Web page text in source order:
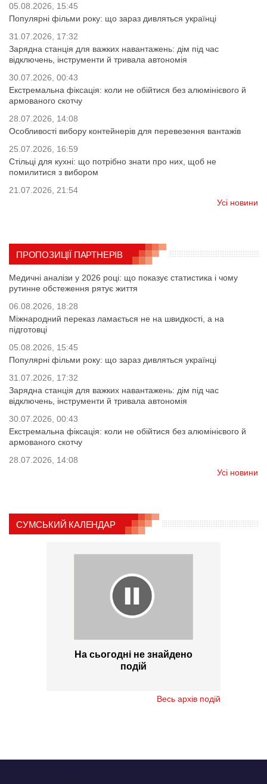
05.08.2026, 15:45
Популярні фільми року: що зараз дивляться українці
31.07.2026, 17:32
Зарядна станція для важких навантажень: дім під час
відключень, інструменти й тривала автономія
30.07.2026, 00:43
Екстремальна фіксація: коли не обійтися без алюмінієвого й
армованого скотчу
28.07.2026, 14:08
Особливості вибору контейнерів для перевезення вантажів
25.07.2026, 16:59
Стільці для кухні: що потрібно знати про них, щоб не
помилитися з вибором
21.07.2026, 21:54
Усі новини
ПРОПОЗИЦІЇ ПАРТНЕРІВ
Медичні аналізи у 2026 році: що показує статистика і чому
рутинне обстеження рятує життя
06.08.2026, 18:28
Міжнародний переказ ламається не на швидкості, а на
підготовці
05.08.2026, 15:45
Популярні фільми року: що зараз дивляться українці
31.07.2026, 17:32
Зарядна станція для важких навантажень: дім під час
відключень, інструменти й тривала автономія
30.07.2026, 00:43
Екстремальна фіксація: коли не обійтися без алюмінієвого й
армованого скотчу
28.07.2026, 14:08
Усі новини
СУМСЬКИЙ КАЛЕНДАР
На сьогодні не знайдено
подій
Весь архів подій